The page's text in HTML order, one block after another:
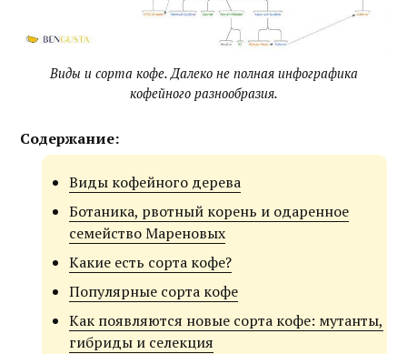
Виды и сорта кофе. Далеко не полная инфографика
кофейного разнообразия.
Содержание:
Виды кофейного дерева
Ботаника, рвотный корень и одаренное
семейство Мареновых
Какие есть сорта кофе?
Популярные сорта кофе
Как появляются новые сорта кофе: мутанты,
гибриды и селекция